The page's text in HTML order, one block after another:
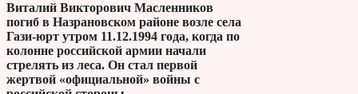
Виталий Викторович Масленников
погиб в Назрановском районе возле села
Гази-юрт утром 11.12.1994 года, когда по
колонне российской армии начали
стрелять из леса. Он стал первой
жертвой «официальной» войны с